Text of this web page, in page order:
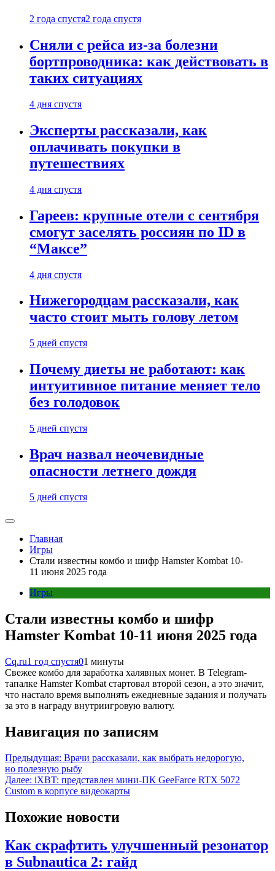
2 года спустя2 года спустя
Сняли с рейса из-за болезни
бортпроводника: как действовать в
таких ситуациях
4 дня спустя
Эксперты рассказали, как
оплачивать покупки в
путешествиях
4 дня спустя
Гареев: крупные отели с сентября
смогут заселять россиян по ID в
“Максе”
4 дня спустя
Нижегородцам рассказали, как
часто стоит мыть голову летом
5 дней спустя
Почему диеты не работают: как
интуитивное питание меняет тело
без голодовок
5 дней спустя
Врач назвал неочевидные
опасности летнего дождя
5 дней спустя
Главная
Игры
Стали известны комбо и шифр Hamster Kombat 10-
11 июня 2025 года
Игры
Стали известны комбо и шифр
Hamster Kombat 10-11 июня 2025 года
Cq.ru1 год спустя01 минуты
Свежее комбо для заработка халявных монет. В Telegram-
тапалке Hamster Kombat стартовал второй сезон, а это значит,
что настало время выполнять ежедневные задания и получать
за это в награду внутриигровую валюту.
Навигация по записям
Предыдущая: Врачи рассказали, как выбрать недорогую,
но полезную рыбу
Далее: iXBT: представлен мини-ПК GeeFarce RTX 5072
Custom в корпусе видеокарты
Похожие новости
Как скрафтить улучшенный резонатор
в Subnautica 2: гайд